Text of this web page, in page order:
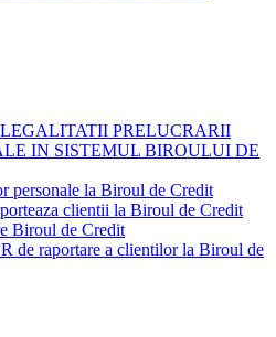
PRELUCRARII
IN SISTEMUL BIROULUI DE
personale la Biroul de Credit
clientii la Biroul de Credit
Biroul de Credit
de raportare a clientilor la Biroul de